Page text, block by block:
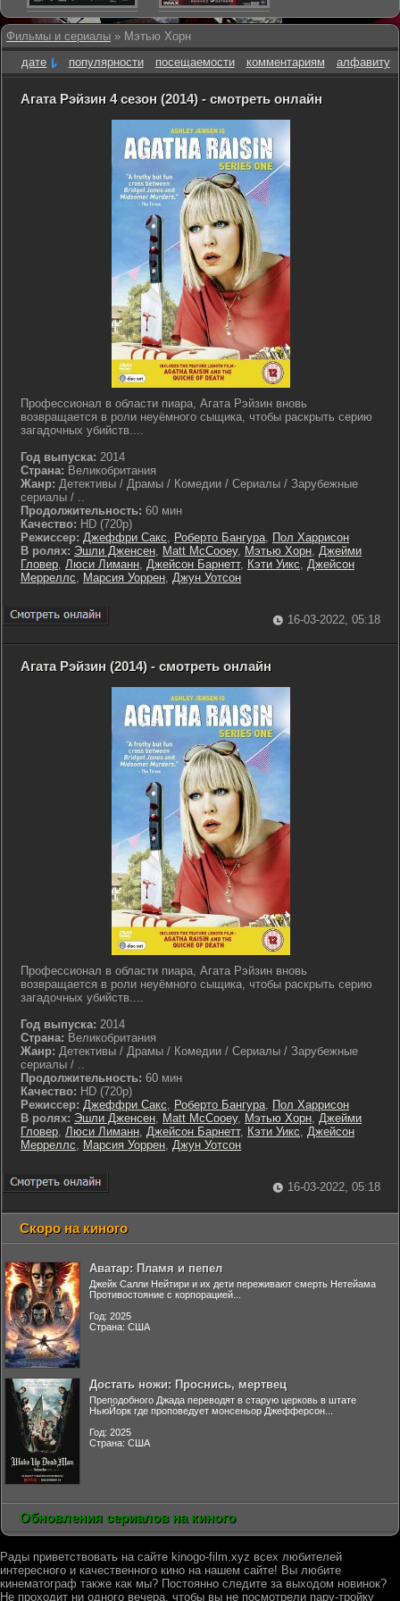
Фильмы и сериалы » Мэтью Хорн
дате
популярности посещаемости комментариям алфавиту
Агата Рэйзин 4 сезон (2014) - смотреть онлайн
Профессионал в области пиара, Агата Рэйзин вновь
возвращается в роли неуёмного сыщика, чтобы раскрыть серию
загадочных убийств....
Год выпуска: 2014
Страна: Великобритания
Жанр: Детективы / Драмы / Комедии / Сериалы / Зарубежные
сериалы / ..
Продолжительность: 60 мин
Качество: HD (720p)
Режиссер: Джеффри Сакс, Роберто Бангура, Пол Харрисон
В ролях: Эшли Дженсен, Matt McCooey, Мэтью Хорн, Джейми
Гловер, Люси Лиманн, Джейсон Барнетт, Кэти Уикс, Джейсон
Мерреллс, Марсия Уоррен, Джун Уотсон
16-03-2022, 05:18
Агата Рэйзин (2014) - смотреть онлайн
Профессионал в области пиара, Агата Рэйзин вновь
возвращается в роли неуёмного сыщика, чтобы раскрыть серию
загадочных убийств....
Год выпуска: 2014
Страна: Великобритания
Жанр: Детективы / Драмы / Комедии / Сериалы / Зарубежные
сериалы / ..
Продолжительность: 60 мин
Качество: HD (720p)
Режиссер: Джеффри Сакс, Роберто Бангура, Пол Харрисон
В ролях: Эшли Дженсен, Matt McCooey, Мэтью Хорн, Джейми
Гловер, Люси Лиманн, Джейсон Барнетт, Кэти Уикс, Джейсон
Мерреллс, Марсия Уоррен, Джун Уотсон
16-03-2022, 05:18
Скоро на киного
Аватар: Пламя и пепел
Джейк Салли Нейтири и их дети переживают смерть Нетейама
Противостояние с корпорацией...
Год: 2025
Страна: США
Достать ножи: Проснись, мертвец
Преподобного Джада переводят в старую церковь в штате
НьюЙорк где проповедует монсеньор Джефферсон...
Год: 2025
Страна: США
Обновления сериалов на киного
Рады приветствовать на сайте kinogo-film.xyz всех любителей
интересного и качественного кино на нашем сайте! Вы любите
кинематограф также как мы? Постоянно следите за выходом новинок?
Не проходит ни одного вечера, чтобы вы не посмотрели пару-тройку